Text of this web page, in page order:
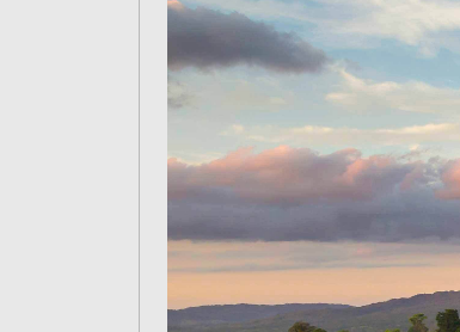
Viatge Costa Rica